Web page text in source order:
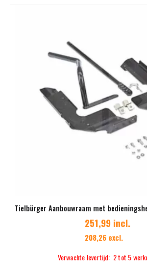
251,99 incl.
208,26 excl.
Verwachte levertijd: 2 tot 5